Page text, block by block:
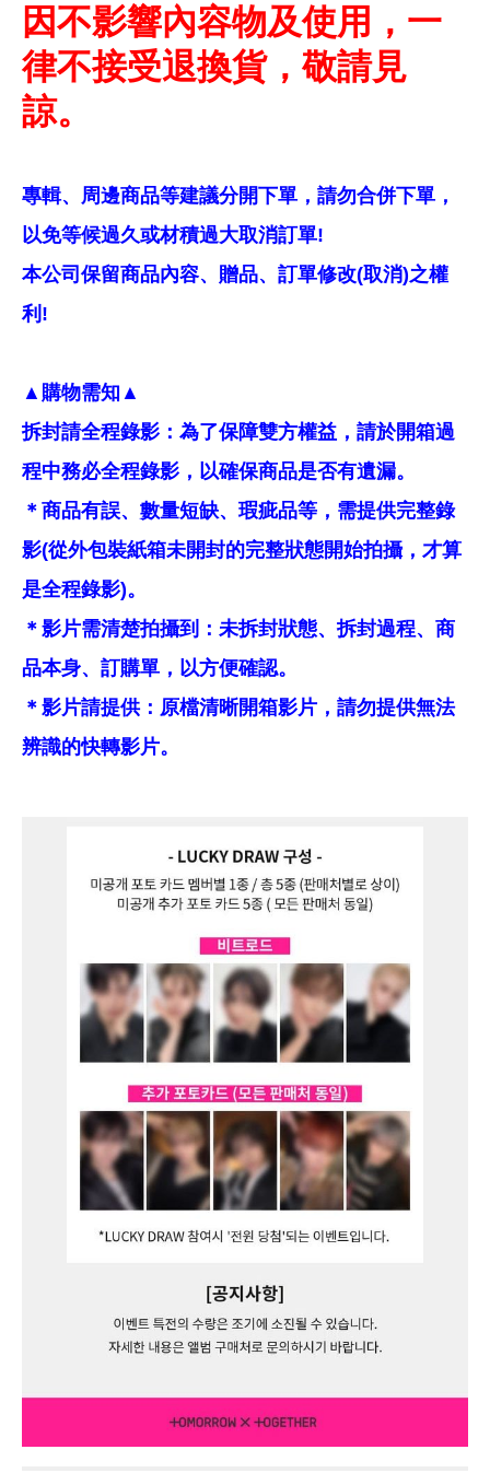
因不影響內容物及使用，一
律不接受退換貨，敬請見
諒。
專輯、周邊商品等建議分開下單，請勿合併下單，
以免等候過久或材積過大取消訂單!
本公司保留商品內容、贈品、訂單修改(取消)之權
利!
▲購物需知▲
拆封請全程錄影：為了保障雙方權益，請於開箱過
程中務必全程錄影，以確保商品是否有遺漏。
＊商品有誤、數量短缺、瑕疵品等，需提供完整錄
影(從外包裝紙箱未開封的完整狀態開始拍攝，才算
是全程錄影)。
＊影片需清楚拍攝到：未拆封狀態、拆封過程、商
品本身、訂購單，以方便確認。
＊影片請提供：原檔清晰開箱影片，請勿提供無法
辨識的快轉影片。